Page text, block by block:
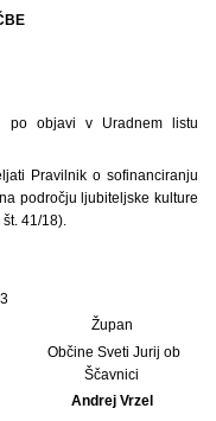
po objavi v Uradnem listu
Pravilnik o sofinanciranju
področju ljubiteljske kulture
41/18).
Župan
Občine Sveti Jurij ob
Ščavnici
Andrej Vrzel